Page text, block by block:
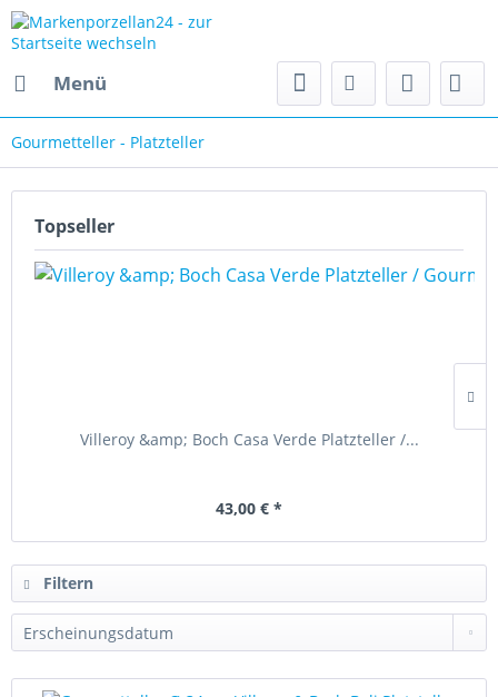
Menü
Gourmetteller - Platzteller
Topseller
Villeroy &amp; Boch Casa Verde Platzteller /...
43,00 € *
Filtern